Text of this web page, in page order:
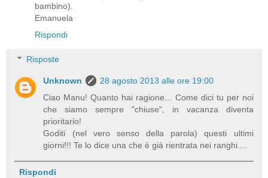
bambino).
Emanuela
Rispondi
Risposte
Unknown
28 agosto 2013 alle ore 19:00
Ciao Manu! Quanto hai ragione... Come dici tu per noi
che siamo sempre "chiuse", in vacanza diventa
prioritario!
Goditi (nel vero senso della parola) questi ultimi
giorni!!! Te lo dice una che è già rientrata nei ranghi....
Rispondi